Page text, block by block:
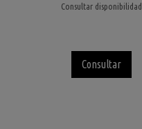
Consultar disponibilidad
Consultar